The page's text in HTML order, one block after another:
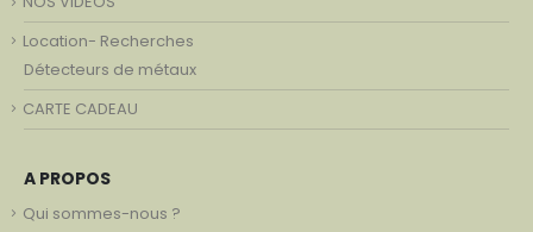
Location- Recherches
Détecteurs de métaux
CARTE CADEAU
A PROPOS
Qui sommes-nous ?